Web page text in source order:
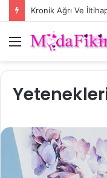
Kronik Ağrı Ve
Menü